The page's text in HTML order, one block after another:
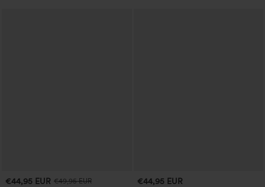
€44,95 EUR €49,95 EUR
€44,95 EUR